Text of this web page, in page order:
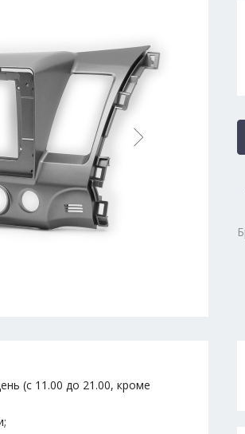
(с 11.00 до 21.00, кроме